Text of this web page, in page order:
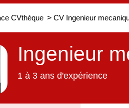
CVthèque > CV Ingenieur
Ingenieur
1 à 3 ans d'expérience